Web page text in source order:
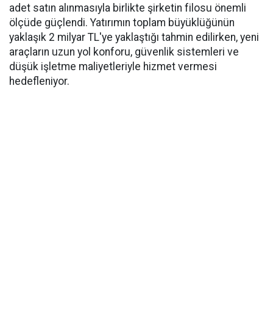
adet satın alınmasıyla birlikte şirketin filosu önemli
ölçüde güçlendi. Yatırımın toplam büyüklüğünün
yaklaşık 2 milyar TL'ye yaklaştığı tahmin edilirken, yeni
araçların uzun yol konforu, güvenlik sistemleri ve
düşük işletme maliyetleriyle hizmet vermesi
hedefleniyor.